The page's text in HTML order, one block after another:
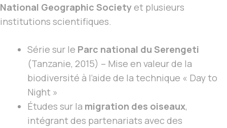
National Geographic Societyet plusieurs
institutions scientifiques.
Série sur le Parc national du Serengeti
(Tanzanie, 2015) – Mise en valeur de la
biodiversité à l’aide de la technique « Day to
Night »
Études sur la migration des oiseaux,
intégrant des partenariats avec des